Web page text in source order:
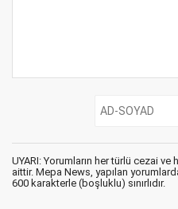
UYARI: Yorumların her türlü cezai
aittir. Mepa News, yapılan
600 karakterle (boşluklu) sınırlıdır.